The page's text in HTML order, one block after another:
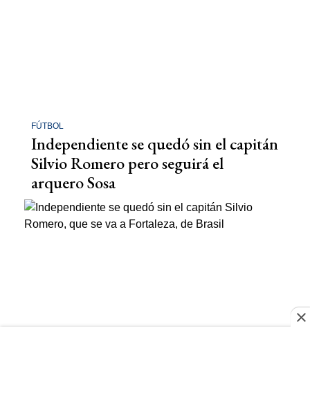
FÚTBOL
Independiente se quedó sin el capitán
Silvio Romero pero seguirá el
arquero Sosa